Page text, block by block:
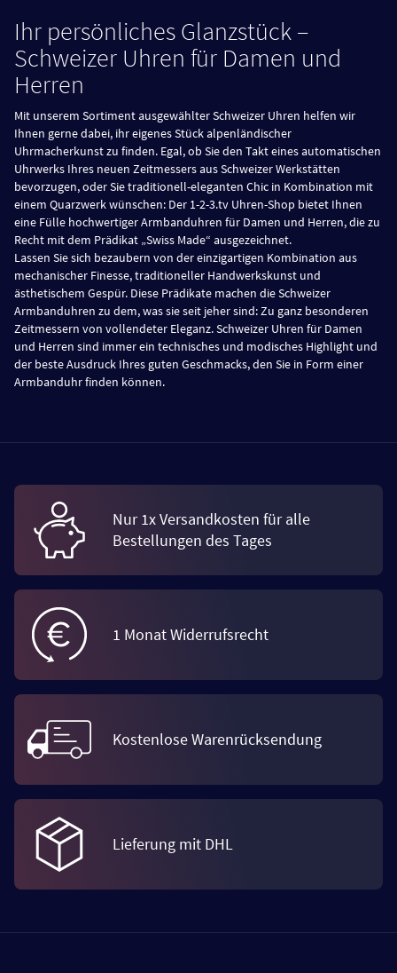
Ihr persönliches Glanzstück –
Schweizer Uhren für Damen und
Herren
Mit unserem Sortiment ausgewählter Schweizer Uhren helfen wir
Ihnen gerne dabei, ihr eigenes Stück alpenländischer
Uhrmacherkunst zu finden. Egal, ob Sie den Takt eines automatischen
Uhrwerks Ihres neuen Zeitmessers aus Schweizer Werkstätten
bevorzugen, oder Sie traditionell-eleganten Chic in Kombination mit
einem Quarzwerk wünschen: Der 1-2-3.tv Uhren-Shop bietet Ihnen
eine Fülle hochwertiger Armbanduhren für Damen und Herren, die zu
Recht mit dem Prädikat „Swiss Made“ ausgezeichnet.
Lassen Sie sich bezaubern von der einzigartigen Kombination aus
mechanischer Finesse, traditioneller Handwerkskunst und
ästhetischem Gespür. Diese Prädikate machen die Schweizer
Armbanduhren zu dem, was sie seit jeher sind: Zu ganz besonderen
Zeitmessern von vollendeter Eleganz. Schweizer Uhren für Damen
und Herren sind immer ein technisches und modisches Highlight und
der beste Ausdruck Ihres guten Geschmacks, den Sie in Form einer
Armbanduhr finden können.
Nur 1x Versandkosten für alle
Bestellungen des Tages
1 Monat Widerrufsrecht
Kostenlose Warenrücksendung
Lieferung mit DHL